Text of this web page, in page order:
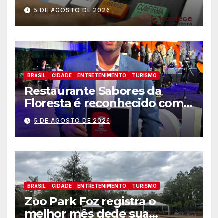
agosto
5 DE AGOSTO DE 2026
BRASIL CIDADE ENTRETENIMENTO TURISMO
Restaurante Sabores da
Floresta é reconhecido como
um dos Lugares Imperdíveis
de Foz do Iguaçu
5 DE AGOSTO DE 2026
BRASIL CIDADE ENTRETENIMENTO TURISMO
Zoo Park Foz registra o
melhor mês dede sua